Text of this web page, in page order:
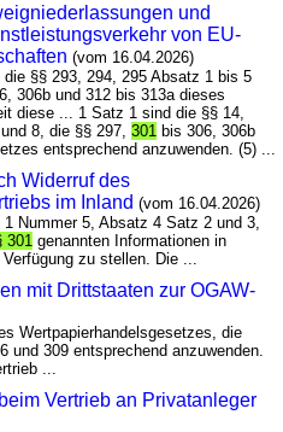
und
von EU-
(vom 16.04.2026)
§§ 293, 294, 295 Absatz 1 bis 5
306b und 312 bis 313a dieses
diese ... 1 Satz 1 sind die §§ 14,
8, die §§ 297,301 bis 306, 306b
entsprechend anzuwenden. (5) ...
Widerruf des
im Inland (vom 16.04.2026)
Nummer 5, Absatz 4 Satz 2 und 3,
301 genannten Informationen in
zu stellen. Die ...
mit Drittstaaten zur OGAW-
Wertpapierhandelsgesetzes, die
und 309 entsprechend anzuwenden.
...
Vertrieb an Privatanleger